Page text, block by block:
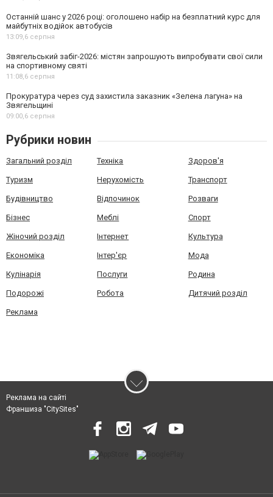
Останній шанс у 2026 році: оголошено набір на безплатний курс для
майбутніх водійок автобусів
13:09,6 серпня
Звягельський забіг-2026: містян запрошують випробувати свої сили
на спортивному святі
11:08,6 серпня
Прокуратура через суд захистила заказник «Зелена лагуна» на
Звягельщині
09:00,6 серпня
Рубрики новин
Загальний розділ Техніка Здоров'я
Туризм Нерухомість Транспорт
Будівництво Відпочинок Розваги
Бізнес Меблі Спорт
Жіночий розділ Інтернет Культура
Економіка Інтер'єр Мода
Кулінарія Послуги Родина
Подорожі Робота Дитячий розділ
Реклама
Реклама на сайті
Франшиза "CitySites"